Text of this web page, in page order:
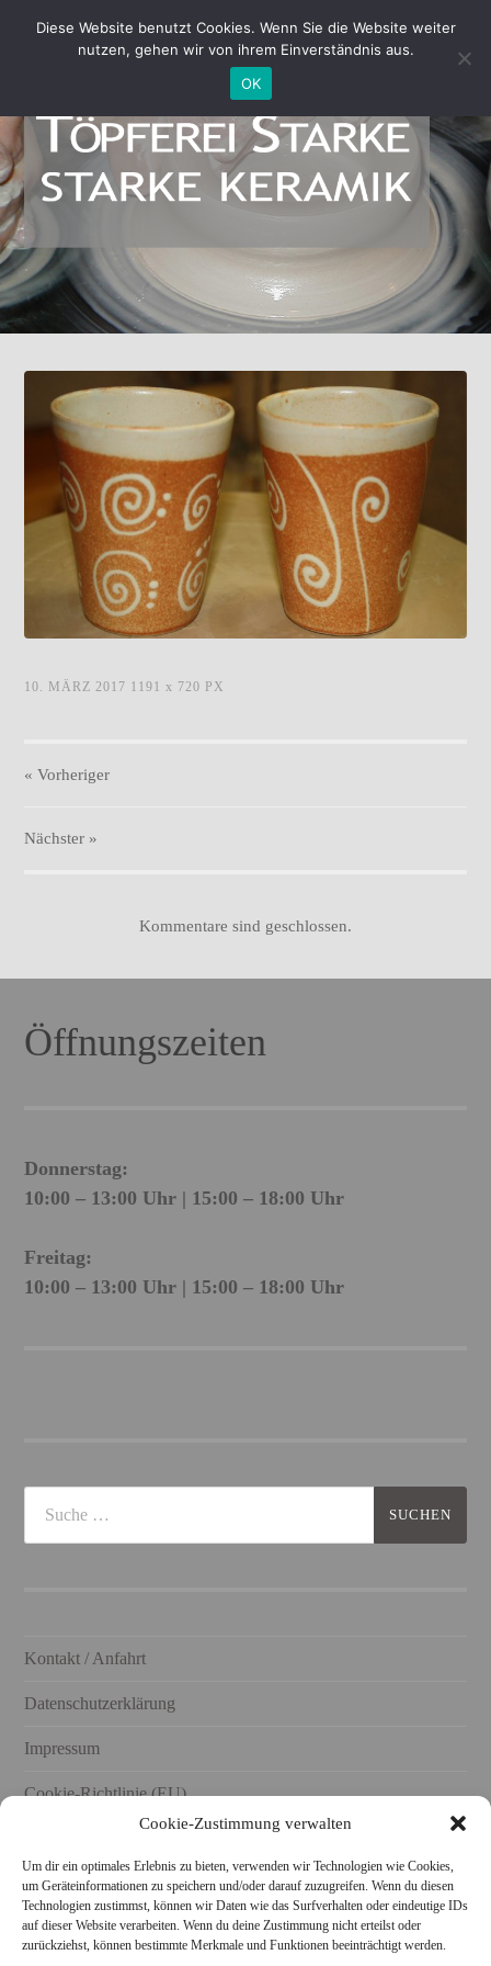
Cookie-Zustimmung verwalten
Um dir ein optimales Erlebnis zu bieten, verwenden wir Technologien wie Cookies,
um Geräteinformationen zu speichern und/oder darauf zuzugreifen. Wenn du diesen
Technologien zustimmst, können wir Daten wie das Surfverhalten oder eindeutige IDs
auf dieser Website verarbeiten. Wenn du deine Zustimmung nicht erteilst oder
zurückziehst, können bestimmte Merkmale und Funktionen beeinträchtigt werden.
becher_terra.jpg
10. MÄRZ 2017 1191 x 720 PX
« Vorheriger
Nächster »
Kommentare sind geschlossen.
Öffnungszeiten
Donnerstag:
10:00 – 13:00 Uhr | 15:00 – 18:00 Uhr
Freitag:
10:00 – 13:00 Uhr | 15:00 – 18:00 Uhr
Kontakt / Anfahrt
Datenschutzerklärung
Impressum
Cookie-Richtlinie (EU)
STARKE KERAMIK AUCH BEI FACEBOOK UND
INSTAGRAM FOLGEN!
Diese Website benutzt Cookies. Wenn Sie die Website weiter
nutzen, gehen wir von ihrem Einverständnis aus.
OK